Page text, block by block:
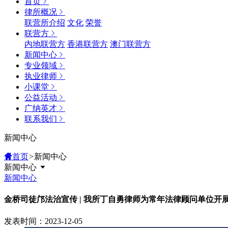
律所概况
联营所介绍 文化 荣誉
联营方
内地联营方 香港联营方 澳门联营方
新闻中心
专业领域
执业律师
小课堂
公益活动
广纳英才
联系我们
新闻中心
首页>新闻中心
新闻中心
新闻中心
金桥司徒邝法治宣传 | 我所丁自勇律师为常年法律顾问单位开
发表时间：2023-12-05